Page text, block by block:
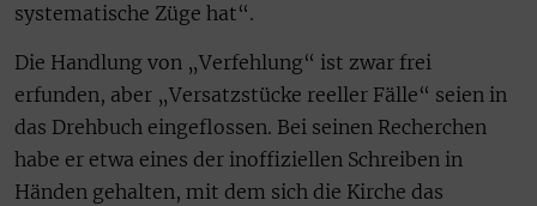
systematische Züge hat“.
Die Handlung von „Verfehlung“ ist zwar frei
erfunden, aber „Versatzstücke reeller Fälle“ seien in
das Drehbuch eingeflossen. Bei seinen Recherchen
habe er etwa eines der inoffiziellen Schreiben in
Händen gehalten, mit dem sich die Kirche das